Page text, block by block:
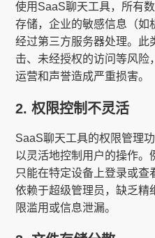
使用SaaS聊天工具，所有
存储，企业的敏感信息（如
经过第三方服务器处理。此
击、未经授权的访问等风险
运营和声誉造成严重损害。
2. 权限控制不灵活
SaaS聊天工具的权限管理
以灵活地控制用户的操作。
只能在特定设备上登录或查
依赖于超级管理员，缺乏精
限滥用或信息泄漏。